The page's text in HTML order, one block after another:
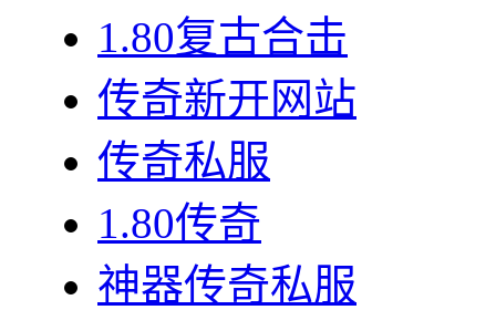
1.80复古合击
传奇新开网站
传奇私服
1.80传奇
神器传奇私服